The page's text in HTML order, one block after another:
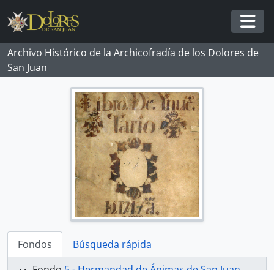
Skip to main content
Archivo Histórico de la Archicofradía de los Dolores de
San Juan
Fondos
Búsqueda rápida